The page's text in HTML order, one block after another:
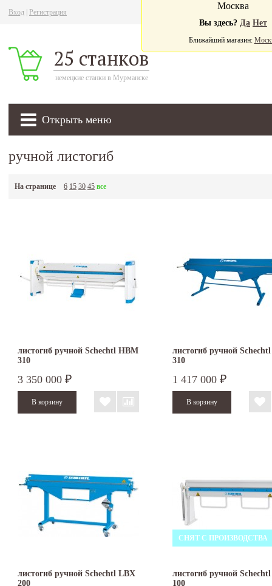
Вход Регистрация
25 станков
немецкие станки в Мурманске
Открыть меню
Москва
Вы здесь? Да Нет
Ближайший магазин:
ручной листогиб
На странице 6 15 30 45 все
листогиб ручной Schechtl HBM
310
3 350 000 ₽
листогиб ручной
310
1 417 000 ₽
листогиб ручной Schechtl LBX
200
СНЯТ С ПРОИЗВОДСТВА
листогиб ручной
100